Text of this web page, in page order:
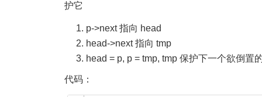
护它
p->next 指向 head
head->next 指向 tmp
head = p, p = tmp, tmp 保护下一个欲倒置
代码：